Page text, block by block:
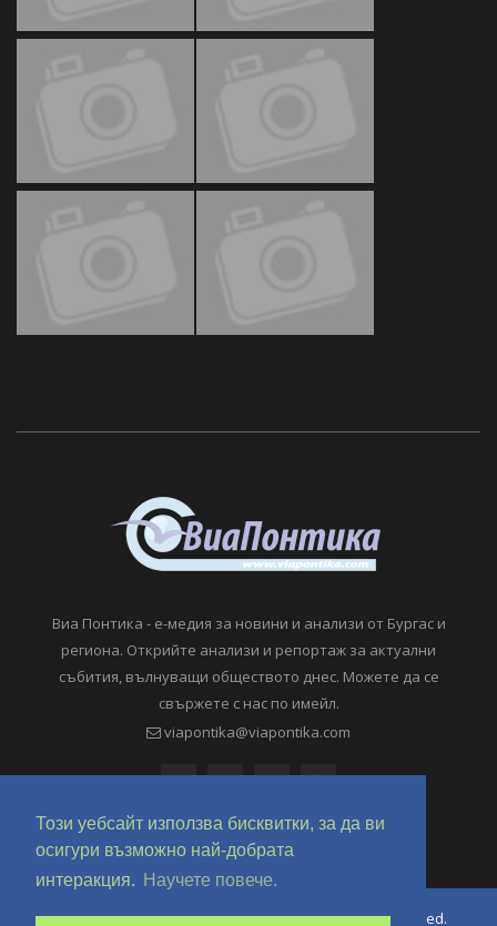
Този уебсайт използва бисквитки, за да ви
осигури възможно най-добрата
интеракция.
Научете повече.
Виа Понтика - е-медия за новини и анализи от Бургас и
региона. Открийте анализи и репортаж за актуални
събития, вълнуващи обществото днес. Можете да се
свържете с нас по имейл.
viapontika@viapontika.com
Copyright © 2018-2024 ViaPontika.com. All Rights Reserved.